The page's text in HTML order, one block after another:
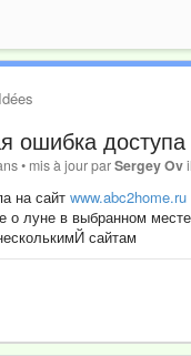
Idées
ошибка
• mis à jour parSergey Ov
на сайт www.abc2home.ru
о луне в выбранном месте
сайтам